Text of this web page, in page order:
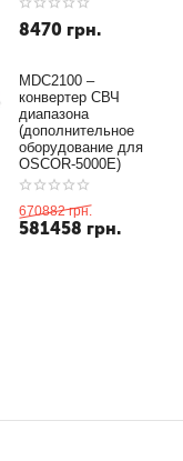
8470 грн.
MDC2100 –
конвертер СВЧ
диапазона
(дополнительное
оборудование для
OSCOR-5000E)
670882 грн.
581458 грн.